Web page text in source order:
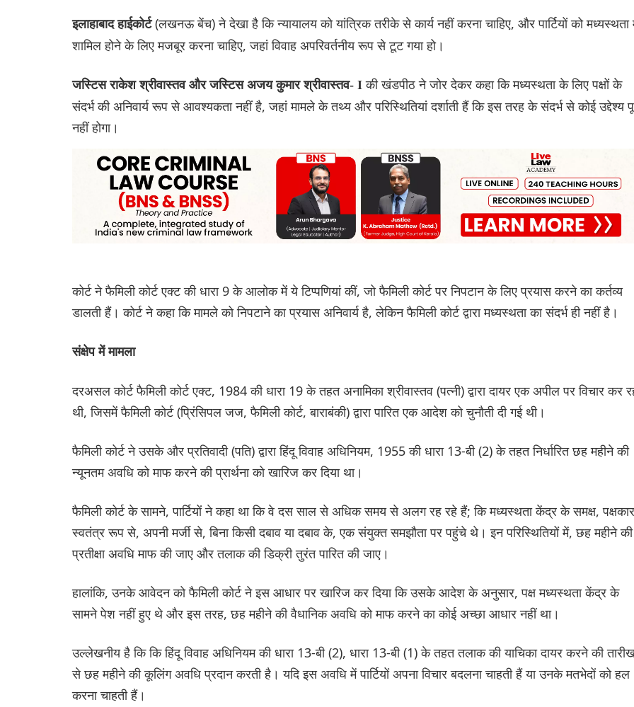
इलाहाबाद हाईकोर्ट(लखनऊ बेंच) ने देखा है कि न्यायालय को यांत्रिक तरीके से कार्य नहीं करना चाहिए, और पार्टियों को मध्यस्थता
शामिल होने के लिए मजबूर करना चाहिए, जहां विवाह अपरिवर्तनीय रूप से टूट गया हो।
जस्टिस राकेश श्रीवास्तव और जस्टिस अजय कुमार श्रीवास्तव- Iकी खंडपीठ ने जोर देकर कहा कि मध्यस्थता के लिए पक्षों के
संदर्भ की अनिवार्य रूप से आवश्यकता नहीं है, जहां मामले के तथ्य और परिस्थितियां दर्शाती हैं कि इस तरह के संदर्भ से कोई उद्देश्य
नहीं होगा।
कोर्ट ने फैमिली कोर्ट एक्ट की धारा 9 के आलोक में ये टिप्पणियां कीं, जो फैमिली कोर्ट पर निपटान के लिए प्रयास करने का कर्तव्य
डालती हैं। कोर्ट ने कहा कि मामले को निपटाने का प्रयास अनिवार्य है, लेकिन फैमिली कोर्ट द्वारा मध्यस्थता का संदर्भ ही नहीं है।
संक्षेप में मामला
दरअसल कोर्ट फैमिली कोर्ट एक्ट, 1984 की धारा 19 के तहत अनामिका श्रीवास्तव (पत्नी) द्वारा दायर एक अपील पर विचार कर
थी, जिसमें फैमिली कोर्ट (प्रिंसिपल जज, फैमिली कोर्ट, बाराबंकी) द्वारा पारित एक आदेश को चुनौती दी गई थी।
फैमिली कोर्ट ने उसके और प्रतिवादी (पति) द्वारा हिंदू विवाह अधिनियम, 1955 की धारा 13-बी (2) के तहत निर्धारित छह महीने की
न्यूनतम अवधि को माफ करने की प्रार्थना को खारिज कर दिया था।
फैमिली कोर्ट के सामने, पार्टियों ने कहा था कि वे दस साल से अधिक समय से अलग रह रहे हैं; कि मध्यस्थता केंद्र के समक्ष,
स्वतंत्र रूप से, अपनी मर्जी से, बिना किसी दबाव या दबाव के, एक संयुक्त समझौता पर पहुंचे थे। इन परिस्थितियों में, छह महीने की
प्रतीक्षा अवधि माफ की जाए और तलाक की डिक्री तुरंत पारित की जाए।
हालांकि, उनके आवेदन को फैमिली कोर्ट ने इस आधार पर खारिज कर दिया कि उसके आदेश के अनुसार, पक्ष मध्यस्थता केंद्र के
सामने पेश नहीं हुए थे और इस तरह, छह महीने की वैधानिक अवधि को माफ करने का कोई अच्छा आधार नहीं था।
उल्‍लेखनीय है कि कि हिंदू विवाह अधिनियम की धारा 13-बी (2), धारा 13-बी (1) के तहत तलाक की याचिका दायर करने की
से छह महीने की कूलिंग अवधि प्रदान करती है। यदि इस अवधि में पार्टियों अपना विचार बदलना चाहती हैं या उनके मतभेदों को हल
करना चाहती हैं।